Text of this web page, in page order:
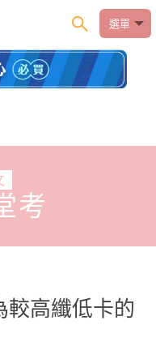
選單
考
較高纖低卡的